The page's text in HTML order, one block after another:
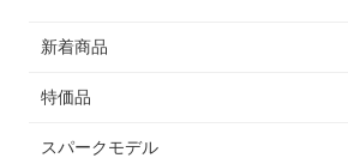
新着商品
特価品
スパークモデル